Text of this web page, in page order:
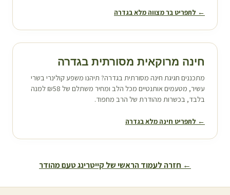
← לתפריט בר מצווה מלא בגדרה
חינה מרוקאית מסורתית בגדרה
מתכננים חגיגת חינה מסורתית בגדרה? תיהנו משפע קולינרי בשרי
עשיר, מטעמים אותנטיים מכל הלב ומחיר משתלם של ₪58 למנה
בלבד, בכשרות מהודרת של הרב מחפוד.
← לתפריט חינה מלא בגדרה
← חזרה לעמוד הראשי של קייטרינג טעם מהודר